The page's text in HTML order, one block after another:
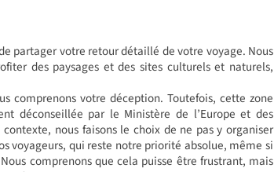
partager votre retour détaillé de votre voyage. Nous
des paysages et des sites culturels et naturels,
comprenons votre déception. Toutefois, cette zone
déconseillée par le Ministère de l’Europe et des
contexte, nous faisons le choix de ne pas y organiser
voyageurs, qui reste notre priorité absolue, même si
comprenons que cela puisse être frustrant, mais